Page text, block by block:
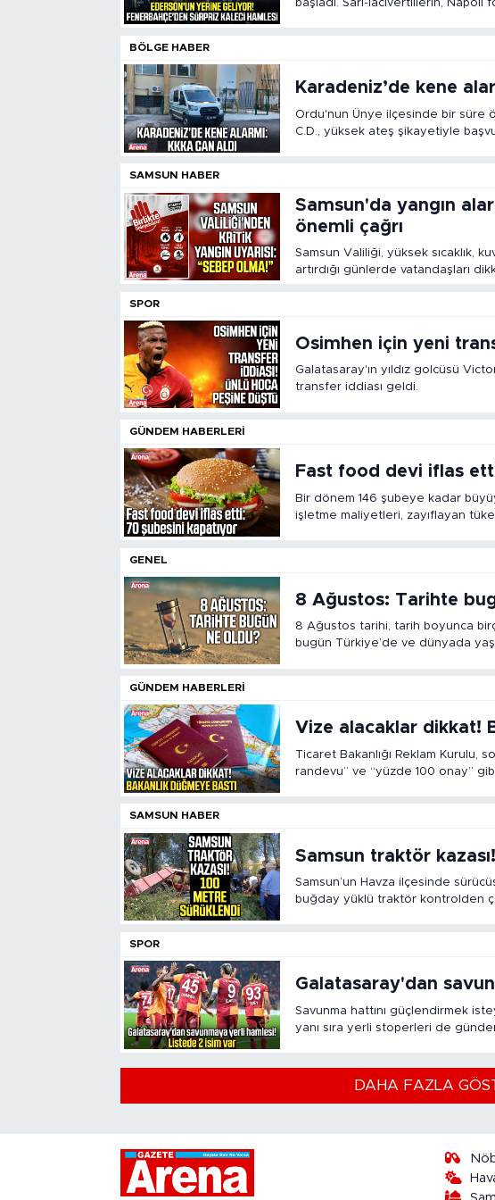
başladı. Sarı-lacivertlilerin, Napoli
BÖLGE HABER
Karadeniz’de kene
Ordu'nun Ünye ilçesinde bir süre
C.D., yüksek ateş şikayetiyle
SAMSUN HABER
Samsun'da yangın
önemli çağrı
Samsun Valiliği, yüksek sıcaklık,
artırdığı günlerde vatandaşları
SPOR
Osimhen için yeni
Galatasaray'ın yıldız golcüsü
transfer iddiası geldi.
GÜNDEM HABERLERI
Fast food devi iflas
Bir dönem 146 şubeye kadar
işletme maliyetleri, zayıflayan
GENEL
8 Ağustos: Tarihte
8 Ağustos tarihi, tarih boyunca
bugün Türkiye’de ve dünyada
GÜNDEM HABERLERI
Vize alacaklar dikkat!
Ticaret Bakanlığı Reklam Kurulu,
randevu” ve “yüzde 100 onay”
SAMSUN HABER
Samsun traktör
Samsun’un Havza ilçesinde
buğday yüklü traktör kontrolden
SPOR
Galatasaray'dan
Savunma hattını güçlendirmek
yanı sıra yerli stoperleri de
DAHA FAZLA